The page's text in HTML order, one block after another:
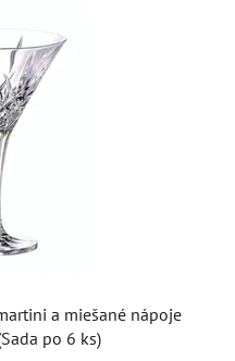
a miešané nápoje
po 6 ks)